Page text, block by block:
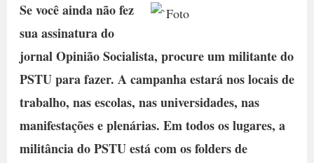
Se você ainda não fez
sua assinatura do
jornal Opinião Socialista, procure um militante do
PSTU para fazer. A campanha estará nos locais de
trabalho, nas escolas, nas universidades, nas
manifestações e plenárias. Em todos os lugares, a
militância do PSTU está com os folders de